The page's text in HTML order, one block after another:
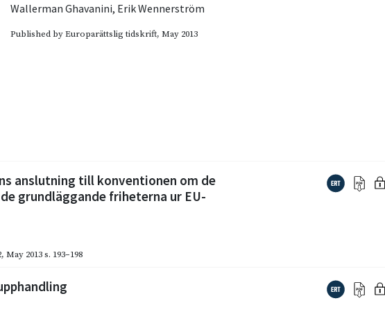
Wallerman Ghavanini, Erik Wennerström
Published byEuroparättslig tidskrift, May 2013
anslutning till konventionen om de
grundläggande friheterna ur EU-
, May 2013s. 193–198